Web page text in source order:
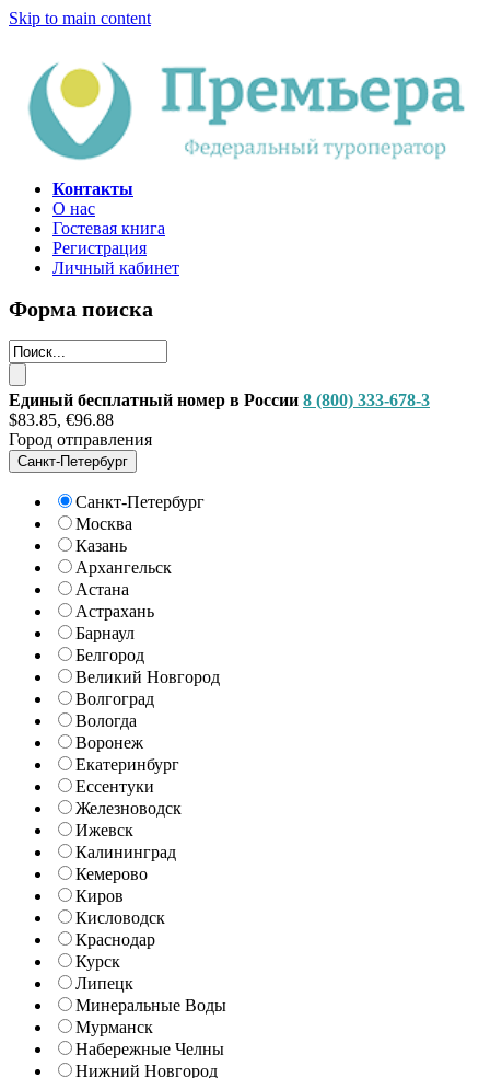
Skip to main content
Контакты
О нас
Гостевая книга
Регистрация
Личный кабинет
Форма поиска
Единый бесплатный номер в России 8 (800) 333-678-3
$83.85, €96.88
Город отправления
Санкт-Петербург
Санкт-Петербург
Москва
Казань
Архангельск
Астана
Астрахань
Барнаул
Белгород
Великий Новгород
Волгоград
Вологда
Воронеж
Екатеринбург
Ессентуки
Железноводск
Ижевск
Калининград
Кемерово
Киров
Кисловодск
Краснодар
Курск
Липецк
Минеральные Воды
Мурманск
Набережные Челны
Нижний Новгород